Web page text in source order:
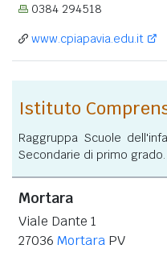
0384 294518
www.cpiapavia.edu.it
Istituto
Raggruppa Scuole
Secondarie di primo grado.
Mortara
Viale Dante 1
27036 Mortara PV